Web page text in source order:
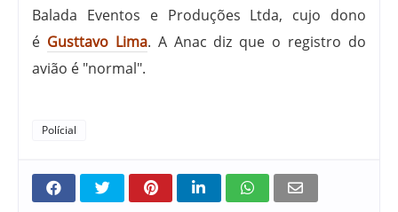
Balada Eventos e Produções Ltda, cujo dono
é Gusttavo Lima. A Anac diz que o registro do
avião é "normal".
Polícial